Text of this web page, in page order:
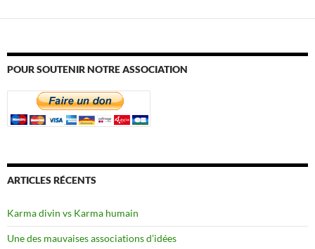
POUR SOUTENIR NOTRE ASSOCIATION
ARTICLES RÉCENTS
Karma divin vs Karma humain
Une des mauvaises associations d’idées